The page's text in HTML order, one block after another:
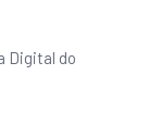
Digital do